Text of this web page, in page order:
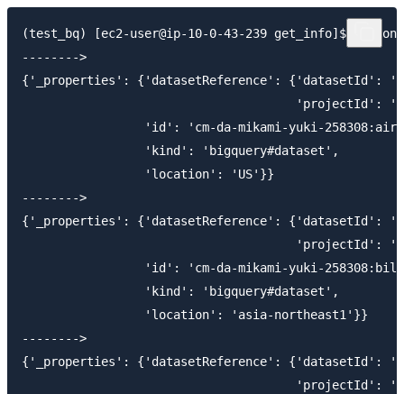
(test_bq) [ec2-user@ip-10-0-43-239 get_info]$
-------->
{'_properties': {'datasetReference': {'datasetId':
'projectId':
'id': 'cm-da-mikami-yuki-
                 'kind': 'bigquery#dataset',
                 'location': 'US'}}
-------->
{'_properties': {'datasetReference': {'datasetId':
'projectId':
'id': 'cm-da-mikami-yuki-
                 'kind': 'bigquery#dataset',
                 'location': 'asia-northeast1'}}
-------->
{'_properties': {'datasetReference': {'datasetId':
'projectId':